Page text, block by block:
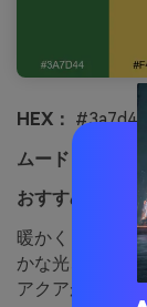
HEX：
ムード：
居心
おすすめ用途：
暖かく自信に満
かな光、大胆
アクアが余白